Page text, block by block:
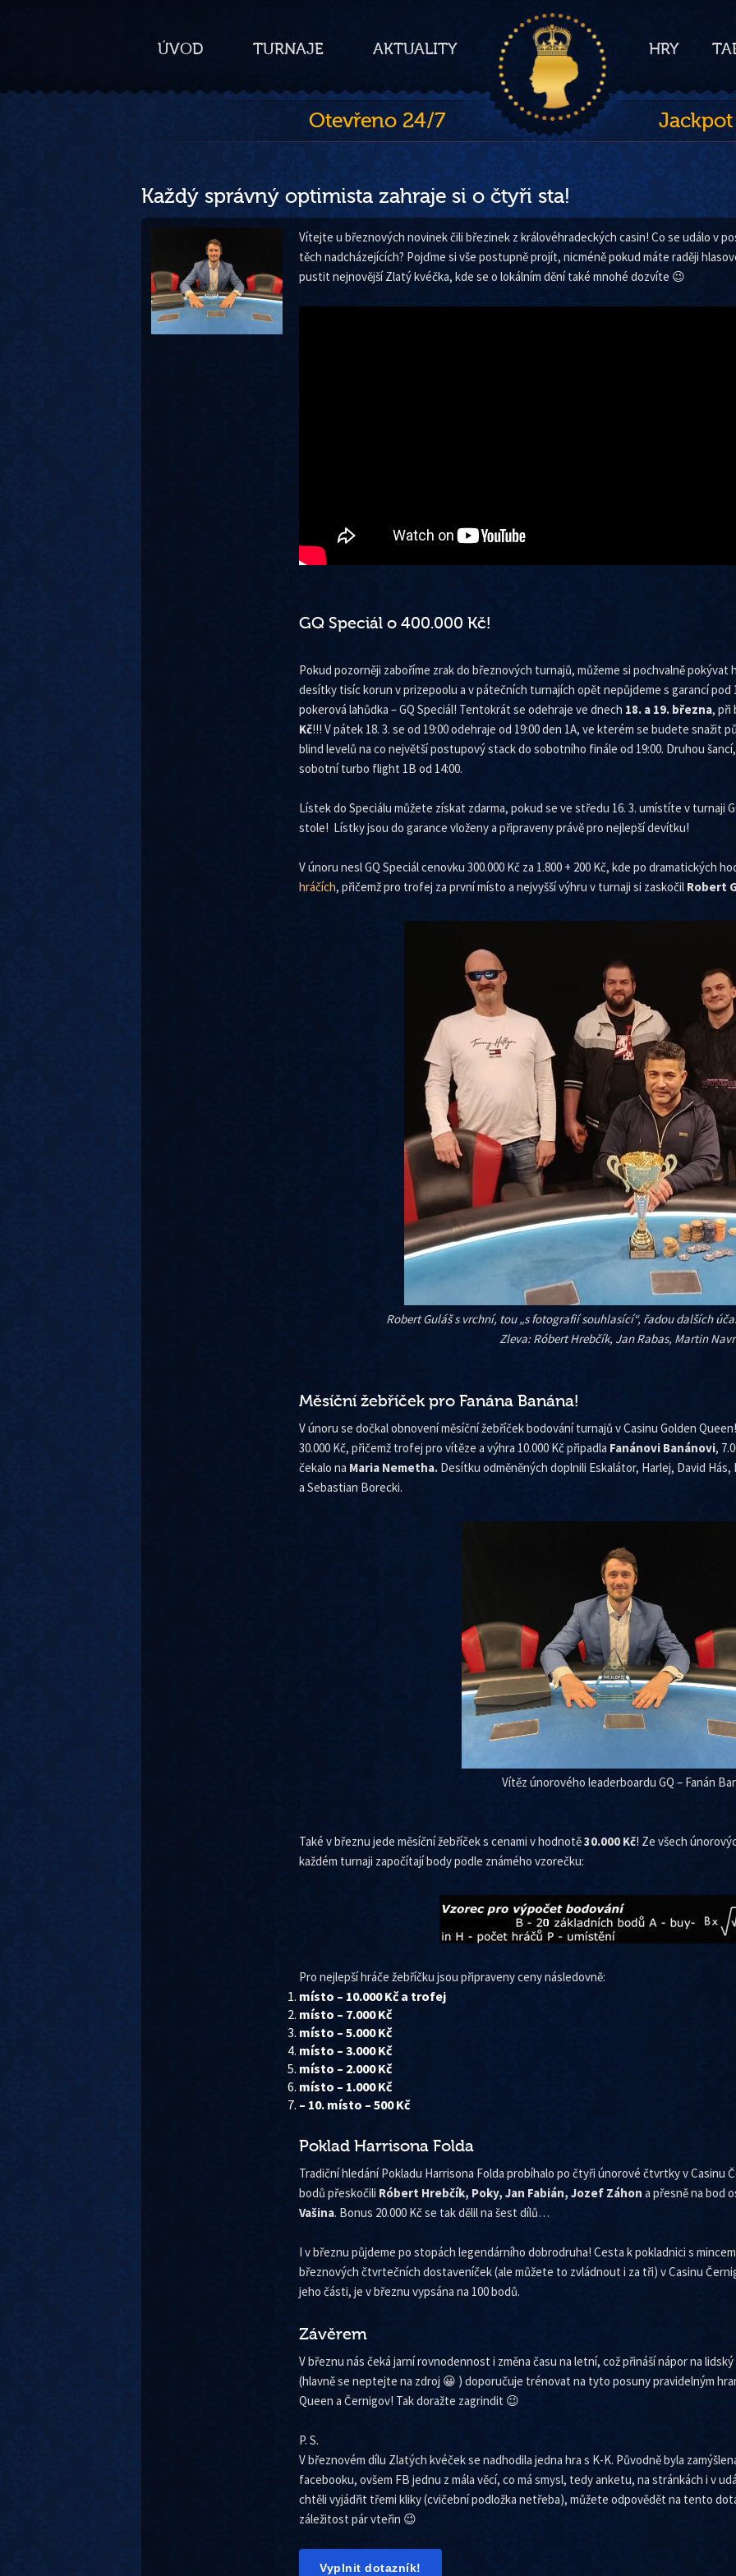
ÚVOD TURNAJE AKTUALITY HRY
Otevřeno 24/7
Každý správný optimista zahraje si o čtyři sta!
Vítejte u březnových novinek čili březinek z královéhradeckých casin! Co se událo v
těch nadcházejících? Pojďme si vše postupně projít, nicméně pokud máte raději
pustit nejnovější Zlatý kvéčka, kde se o lokálním dění také mnohé dozvíte 😉
GQ Speciál o 400.000 Kč!
Pokud pozorněji zaboříme zrak do březnových turnajů, můžeme si pochvalně
desítky tisíc korun v prizepoolu a v pátečních turnajích opět nepůjdeme s garancí pod
pokerová lahůdka – GQ Speciál! Tentokrát se odehraje ve dnech 18. a 19. března, při
Kč!!! V pátek 18. 3. se od 19:00 odehraje od 19:00 den 1A, ve kterém se budete snažit
blind levelů na co největší postupový stack do sobotního finále od 19:00. Druhou
sobotní turbo flight 1B od 14:00.
Lístek do Speciálu můžete získat zdarma, pokud se ve středu 16. 3. umístíte v turnaji
stole! Lístky jsou do garance vloženy a připraveny právě pro nejlepší devítku!
V únoru nesl GQ Speciál cenovku 300.000 Kč za 1.800 + 200 Kč, kde po dramatických
hráčích, přičemž pro trofej za první místo a nejvyšší výhru v turnaji si zaskočil Robert
Robert Guláš s vrchní, tou „s fotografií souhlasící“, řadou dalších
Zleva: Róbert Hrebčík, Jan Rabas, Martin
Měsíční žebříček pro Fanána Banána!
V únoru se dočkal obnovení měsíční žebříček bodování turnajů v Casinu Golden
30.000 Kč, přičemž trofej pro vítěze a výhra 10.000 Kč připadla Fanánovi Banánovi,
čekalo na Maria Nemetha. Desítku odměněných doplnili Eskalátor, Harlej, David
a Sebastian Borecki.
Vítěz únorového leaderboardu GQ – Fanán
Také v březnu jede měsíční žebříček s cenami v hodnotě30.000 Kč! Ze všech
každém turnaji započítají body podle známého vzorečku:
Pro nejlepší hráče žebříčku jsou připraveny ceny následovně:
místo – 10.000 Kč a trofej
místo – 7.000 Kč
místo – 5.000 Kč
místo – 3.000 Kč
místo – 2.000 Kč
místo – 1.000 Kč
– 10. místo – 500 Kč
Poklad Harrisona Folda
Tradiční hledání Pokladu Harrisona Folda probíhalo po čtyři únorové čtvrtky v Casinu
bodů přeskočili Róbert Hrebčík, Poky, Jan Fabián, Jozef Záhon a přesně na bod
Vašina. Bonus 20.000 Kč se tak dělil na šest dílů…
I v březnu půjdeme po stopách legendárního dobrodruha! Cesta k pokladnici s
březnových čtvrtečních dostaveníček (ale můžete to zvládnout i za tři) v Casinu
jeho části, je v březnu vypsána na 100 bodů.
Závěrem
V březnu nás čeká jarní rovnodennost i změna času na letní, což přináší nápor na
(hlavně se neptejte na zdroj 😀 ) doporučuje trénovat na tyto posuny pravidelným
Queen a Černigov! Tak doražte zagrindit 😉
P. S.
V březnovém dílu Zlatých kvéček se nadhodila jedna hra s K-K. Původně byla
facebooku, ovšem FB jednu z mála věcí, co má smysl, tedy anketu, na stránkách i v
chtěli vyjádřit třemi kliky (cvičební podložka netřeba), můžete odpovědět na tento
záležitost pár vteřin 😉
Vyplnit dotazník!